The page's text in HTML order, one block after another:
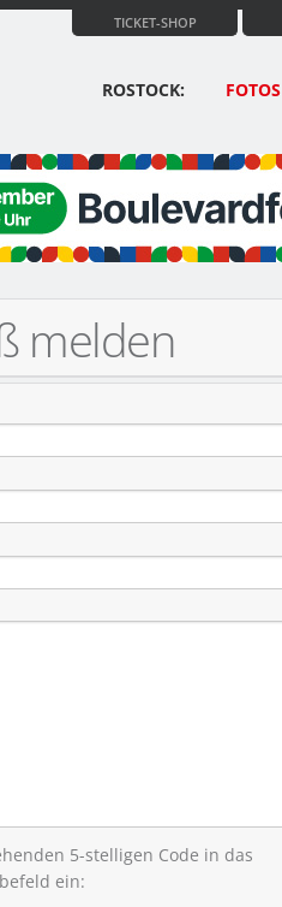
TICKET-SHOP
ROSTOCK: FOTOS
melden
5-stelligen Code in das
ein: